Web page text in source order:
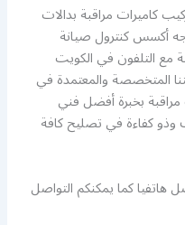
كاميرات مراقبة بدالات
أكسس كنترول صيانة
مع التلفون في الكويت
المتخصصة والمعتمدة في
بخبرة أفضل فني
وذو كفاءة في تصليح كافة
هاتفيا كما يمكنكم التواصل